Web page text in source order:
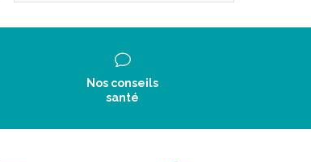
Nos conseils
santé